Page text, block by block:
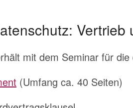
Vertrieb
mit dem Seminar für
(Umfang ca. 40 Seiten)